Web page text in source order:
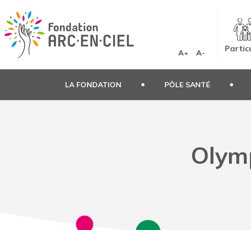
A+ A-
LA FONDATION PÔLE SANTÉ